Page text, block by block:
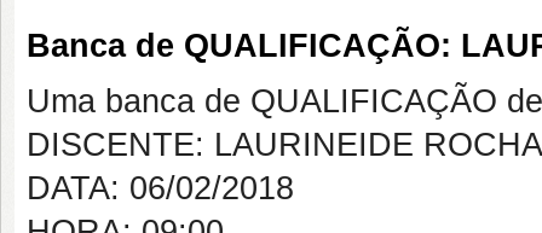
Banca de QUALIFICAÇÃO:
Uma banca de QUALIFICAÇÃO
DISCENTE: LAURINEIDE
DATA: 06/02/2018